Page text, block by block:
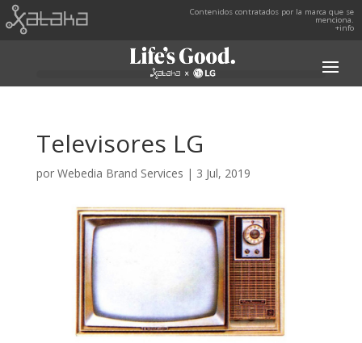
Contenidos contratados por la marca que se
menciona.
+info
Televisores LG
por Webedia Brand Services | 3 Jul, 2019